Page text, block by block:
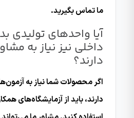
ما تماس بگیرید.
آیا واحدهای تولیدی
دارند؟
اگر محصولات شما نیاز به